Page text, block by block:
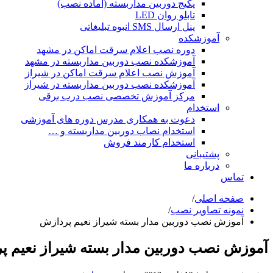
پکیج دوربین مداربسته (آماده نصب)
تابلو روان LED
پنل ارسال SMS انبوه تبلیغاتی
آموزشکده
دوره نصب اعلام سرقت اماکن در مشهد
آموزشکده نصب دوربین مداربسته در مشهد
آموزش نصب اعلام سرقت اماکن در شیراز
آموزشکده نصب دوربین مداربسته در شیراز
مرکز آموزش تخصصی نصب درب برقی
استخدام
دعوت به همکاری مدرس دوره های آموزشی
استخدام نصاب دوربین مداربسته و …
استخدام کارمند فروش
پشتیبانی
درباره ما
تماس
صفحه اصلی/
نمونه تصاویر نصب/
آموزش نصب دوربین مدار بسته شیراز نعیم پردازش
آموزش نصب دوربین مدار بسته شیراز نعیم